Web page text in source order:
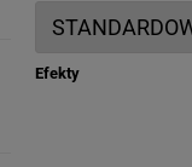
Efekty